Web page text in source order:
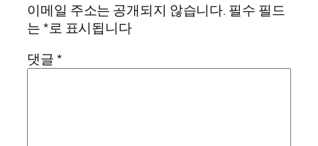
이메일 주소는 공개되지 않습니다. 필수 필드
는*로 표시됩니다
댓글*